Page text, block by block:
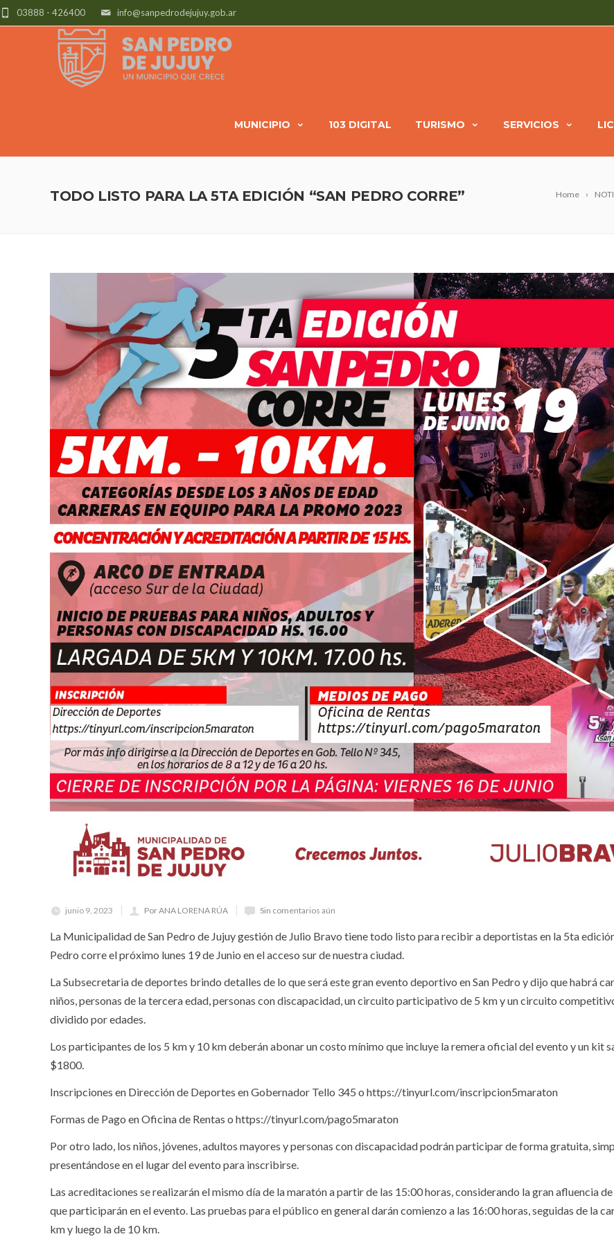
info@sanpedrodejujuy.gob.ar
03888 - 426400
MUNICIPIO 103 DIGITAL TURISMO SERVICIOS
Home
TODO LISTO PARA LA 5TA EDICIÓN “SAN PEDRO CORRE”
junio 9, 2023 Por ANA LORENA RÚA Sin comentarios aún
La Municipalidad de San Pedro de Jujuy gestión de Julio Bravo tiene todo listo para recibir a deportistas en la 5ta
Pedro corre el próximo lunes 19 de Junio en el acceso sur de nuestra ciudad.
La Subsecretaria de deportes brindo detalles de lo que será este gran evento deportivo en San Pedro y dijo que habrá
niños, personas de la tercera edad, personas con discapacidad, un circuito participativo de 5 km y un circuito
dividido por edades.
Los participantes de los 5 km y 10 km deberán abonar un costo mínimo que incluye la remera oficial del evento y un kit
$1800.
Inscripciones en Dirección de Deportes en Gobernador Tello 345 o https://tinyurl.com/inscripcion5maraton
Formas de Pago en Oficina de Rentas o https://tinyurl.com/pago5maraton
Por otro lado, los niños, jóvenes, adultos mayores y personas con discapacidad podrán participar de forma gratuita,
presentándose en el lugar del evento para inscribirse.
Las acreditaciones se realizarán el mismo día de la maratón a partir de las 15:00 horas, considerando la gran afluencia
que participarán en el evento. Las pruebas para el público en general darán comienzo a las 16:00 horas, seguidas de la
km y luego la de 10 km.